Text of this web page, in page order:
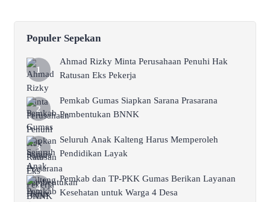
Populer Sepekan
Ahmad Rizky Minta Perusahaan Penuhi Hak
Ratusan Eks Pekerja
Pemkab Gumas Siapkan Sarana Prasarana
Pembentukan BNNK
Seluruh Anak Kalteng Harus Memperoleh
Pendidikan Layak
Pemkab dan TP-PKK Gumas Berikan Layanan
Kesehatan untuk Warga 4 Desa